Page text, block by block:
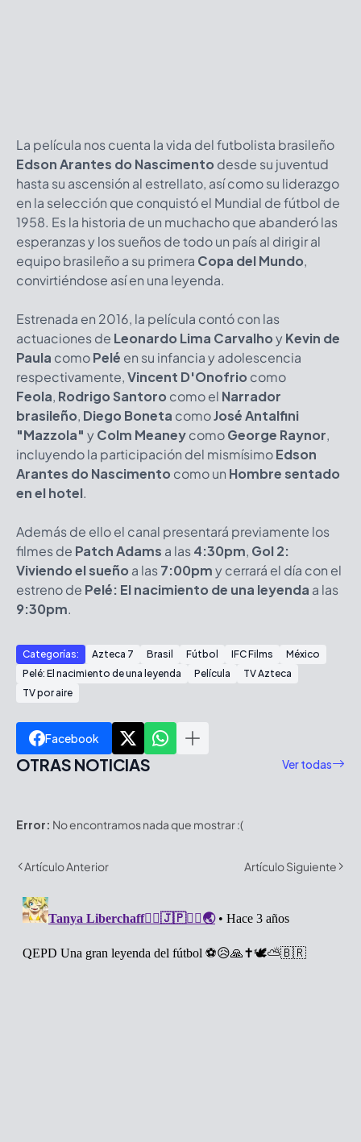
La película nos cuenta la vida del futbolista brasileño
Edson Arantes do Nascimento desde su juventud
hasta su ascensión al estrellato, así como su liderazgo
en la selección que conquistó el Mundial de fútbol de
1958. Es la historia de un muchacho que abanderó las
esperanzas y los sueños de todo un país al dirigir al
equipo brasileño a su primera Copa del Mundo,
convirtiéndose así en una leyenda.
Estrenada en 2016, la película contó con las
actuaciones de Leonardo Lima CarvalhoyKevin de
Paula comoPelé en su infancia y adolescencia
respectivamente,Vincent D'Onofrio como
Feola, Rodrigo Santoro como el Narrador
brasileño, Diego Boneta comoJosé Antalfini
"Mazzola" yColm MeaneycomoGeorge Raynor,
incluyendo la participación del mismísimoEdson
Arantes do Nascimento como un Hombre sentado
en el hotel.
Además de ello el canal presentará previamente los
filmes de Patch Adams a las4:30pm, Gol 2:
Viviendo el sueño a las7:00pmy cerrará el día con el
estreno de Pelé: El nacimiento de una leyenda a las
9:30pm.
Categorías: Azteca 7 Brasil Fútbol IFC Films
México
Pelé: El nacimiento de una leyenda
Película
TV Azteca
TV por aire
Facebook
OTRAS NOTICIAS Ver todas
Error: No encontramos nada que mostrar :(
Artículo Anterior Artículo Siguiente